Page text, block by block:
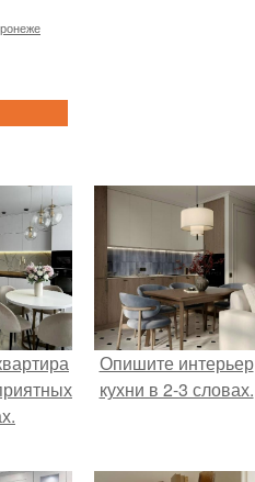
Опишите интерьер
кухни в 2-3 словах.